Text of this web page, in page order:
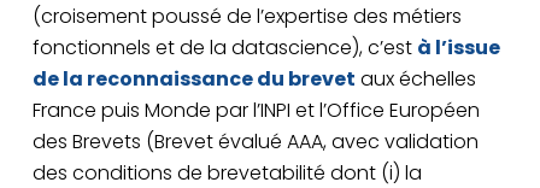
(croisement poussé de l’expertise des métiers
fonctionnels et de la datascience), c’est à l’issue
de la reconnaissance du brevet aux échelles
France puis Monde par l’INPI et l’Office Européen
des Brevets (Brevet évalué AAA, avec validation
des conditions de brevetabilité dont (i) la